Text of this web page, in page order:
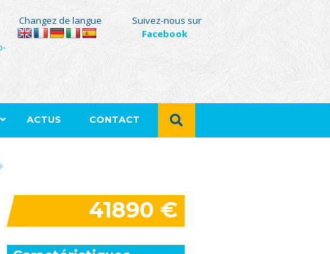
Changez de langue
Suivez-nous sur
Facebook
ACTUS CONTACT
41890 €